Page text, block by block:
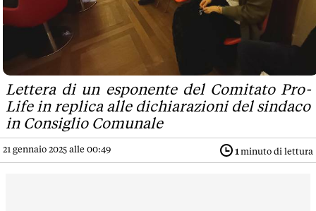
Lettera di un esponente del Comitato Pro-
Life in replica alle dichiarazioni del sindaco
in Consiglio Comunale
21 gennaio 2025 alle 00:49 1 minuto di lettura